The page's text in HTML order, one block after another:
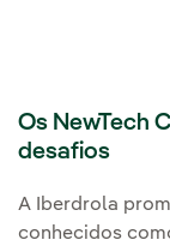
Os NewTech
desafios
A Iberdrola
conhecidos